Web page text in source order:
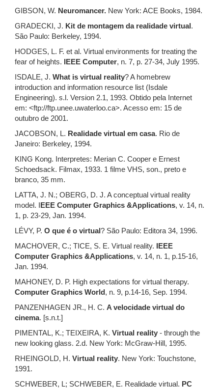
GIBSON, W. Neuromancer. New York: ACE Books, 1984.
GRADECKI, J. Kit de montagem da realidade virtual .
São Paulo: Berkeley, 1994.
HODGES, L. F. et al. Virtual environments for treating the
fear of heights.
IEEE Computer, n. 7, p. 27-34, July 1995.
ISDALE, J. What is virtual reality? A homebrew
introduction and information resource list (Isdale
Engineering). s.l. Version 2.1, 1993. Obtido pela Internet
em: <ftp://ftp.unee.uwaterloo.ca>. Acesso em: 15 de
outubro de 2001.
JACOBSON, L. Realidade virtual em casa. Rio de
Janeiro: Berkeley, 1994.
KING Kong. Interpretes: Merian C. Cooper e Ernest
Schoedsack. Filmax, 1933. 1 filme VHS, son., preto e
branco, 35 mm.
LATTA, J. N.; OBERG, D. J. A conceptual virtual reality
model. I
EEE Computer Graphics &Applications, v. 14, n.
1, p. 23-29, Jan. 1994.
LÉVY, P. O que é o virtual? São Paulo: Editora 34, 1996.
MACHOVER, C.; TICE, S. E. Virtual reality. IEEE
Computer Graphics &Applications, v. 14, n. 1, p.15-16,
Jan. 1994.
MAHONEY, D. P. High expectations for virtual therapy.
Computer Graphics World , n. 9, p.14-16, Sep. 1994.
PANZENHAGEN JR., H. C. A velocidade virtual do
cinema. [s.n.t.]
PIMENTAL, K.; TEIXEIRA, K. Virtual reality - through the
new looking glass. 2.d. New York: McGraw-Hill, 1995.
RHEINGOLD, H. Virtual reality. New York: Touchstone,
1991.
SCHWEBER, L; SCHWEBER, E. Realidade virtual. PC